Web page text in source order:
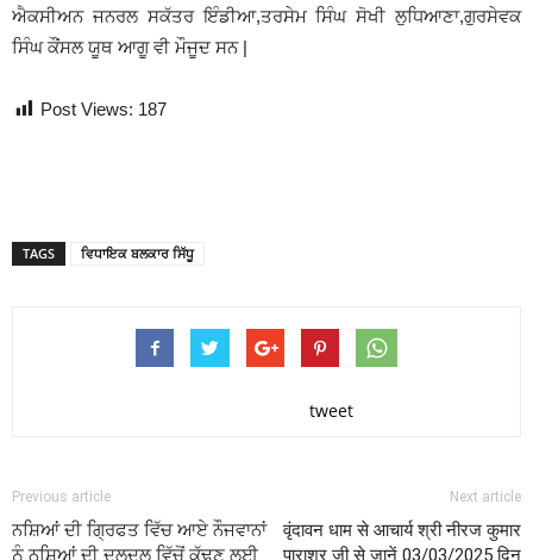
ਐਕਸੀਅਨ ਜਨਰਲ ਸਕੱਤਰ ਇੰਡੀਆ,ਤਰਸੇਮ ਸਿੰਘ ਸੋਖੀ ਲੁਧਿਆਣਾ,ਗੁਰਸੇਵਕ
ਸਿੰਘ ਕੌਂਸਲ ਯੂਥ ਆਗੂ ਵੀ ਮੌਜੂਦ ਸਨ |
Post Views: 187
TAGS ਵਿਧਾਇਕ ਬਲਕਾਰ ਸਿੱਧੂ
tweet
Previous article
ਨਸ਼ਿਆਂ ਦੀ ਗ੍ਰਿਫਤ ਵਿੱਚ ਆਏ ਨੌਜਵਾਨਾਂ
Next article
वृंदावन धाम से आचार्य श्री नीरज कुमार